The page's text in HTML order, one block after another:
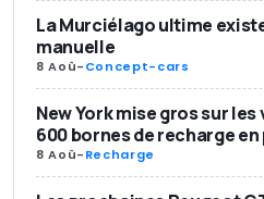
La Murciélago ultime
manuelle
8 Aoû-Concept-cars
New York mise gros sur
600 bornes de recharge en
8 Aoû-Recharge